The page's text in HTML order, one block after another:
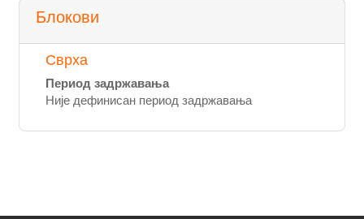
Блокови
Сврха
Период задржавања
Није дефинисан период задржавања